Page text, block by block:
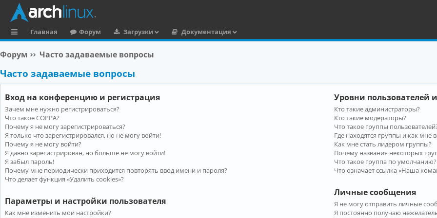
ы
л
Главная Форум Загрузки
Документация
Форум Часто задаваемые вопросы
Часто задаваемые вопросы
Вход на конференцию и регистрация
Зачем мне нужно регистрироваться?
Что такое COPPA?
Почему я не могу зарегистрироваться?
Я только что зарегистрировался, но не могу войти!
Почему я не могу войти?
Я давно зарегистрирован, но больше не могу войти!
Я забыл пароль!
Почему мне периодически приходится повторять ввод имени и пароля?
Что делает функция «Удалить cookies»?
Параметры и настройки пользователя
Как мне изменить мои настройки?
Уровни пользователей
Кто такие администраторы?
Кто такие модераторы?
Что такое группы
Где находятся группы и как мне
Как мне стать лидером группы?
Почему названия некоторых
Что такое группа по умолчанию?
Что означает ссылка «Наша
Личные сообщения
Я не могу отправить личные
Я постоянно получаю